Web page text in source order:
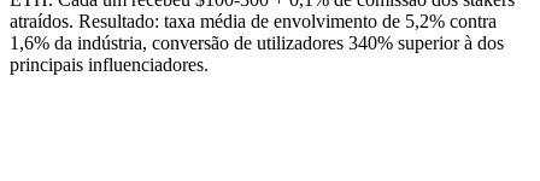
atraídos. Resultado: taxa média de envolvimento de 5,2% contra
1,6% da indústria, conversão de utilizadores 340% superior à dos
principais influenciadores.